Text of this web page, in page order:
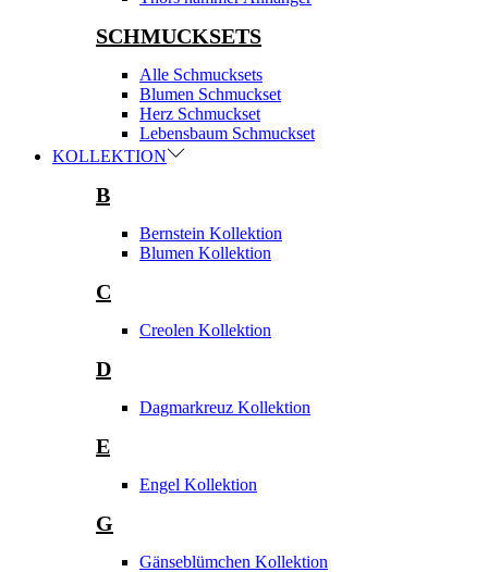
SCHMUCKSETS
Alle Schmucksets
Blumen Schmuckset
Herz Schmuckset
Lebensbaum Schmuckset
KOLLEKTION
B
Bernstein Kollektion
Blumen Kollektion
C
Creolen Kollektion
D
Dagmarkreuz Kollektion
E
Engel Kollektion
G
Gänseblümchen Kollektion